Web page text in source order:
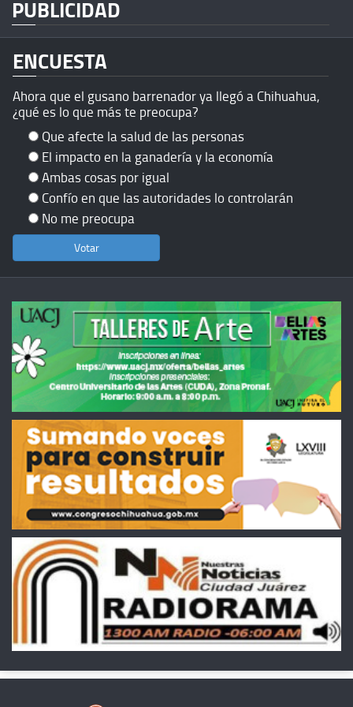
PUBLICIDAD
ENCUESTA
Ahora que el gusano barrenador ya llegó a Chihuahua,
¿qué es lo que más te preocupa?
Que afecte la salud de las personas
El impacto en la ganadería y la economía
Ambas cosas por igual
Confío en que las autoridades lo controlarán
No me preocupa